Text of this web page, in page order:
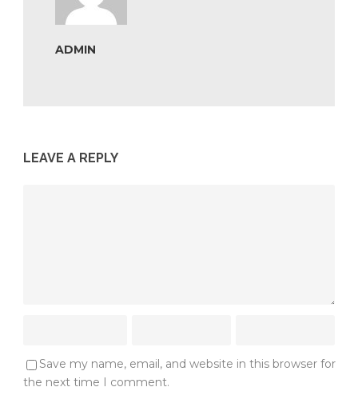
ADMIN
LEAVE A REPLY
Save my name, email, and website in this browser for
the next time I comment.